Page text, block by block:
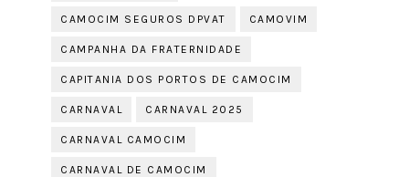
CAMOCIM SEGUROS DPVAT CAMOVIM
CAMPANHA DA FRATERNIDADE
CAPITANIA DOS PORTOS DE CAMOCIM
CARNAVAL CARNAVAL 2025
CARNAVAL CAMOCIM
CARNAVAL DE CAMOCIM